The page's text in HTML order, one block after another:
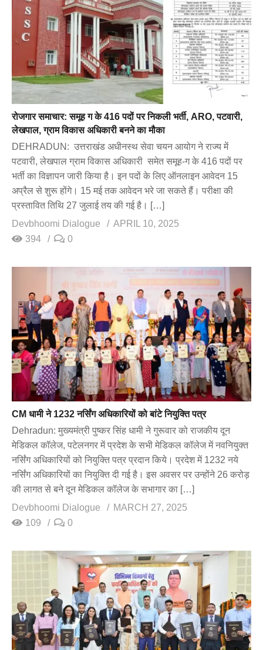
रोजगार समाचार: समूह ग के 416 पदों पर निकली भर्ती, ARO, पटवारी,
लेखपाल, ग्राम विकास अधिकारी बनने का मौका
DEHRADUN: उत्तराखंड अधीनस्थ सेवा चयन आयोग ने राज्य में
पटवारी, लेखपाल ग्राम विकास अधिकारी समेत समूह-ग के 416 पदों पर
भर्ती का विज्ञापन जारी किया है। इन पदों के लिए ऑनलाइन आवेदन 15
अप्रैल से शुरू होंगे। 15 मई तक आवेदन भरे जा सकते हैं। परीक्षा की
प्रस्तावित तिथि 27 जुलाई तय की गई है। […]
Devbhoomi Dialogue
APRIL 10, 2025
394
0
CM धामी ने 1232 नर्सिंग अधिकारियों को बांटे नियुक्ति पत्र
Dehradun: मुख्यमंत्री पुष्कर सिंह धामी ने गुरूवार को राजकीय दून
मेडिकल कॉलेज, पटेलनगर में प्रदेश के सभी मेडिकल कॉलेज में नवनियुक्त
नर्सिंग अधिकारियों को नियुक्ति पत्र प्रदान किये। प्रदेश में 1232 नये
नर्सिंग अधिकारियों का नियुक्ति दी गई है। इस अवसर पर उन्होंने 26 करोड़
की लागत से बने दून मेडिकल कॉलेज के सभागार का […]
Devbhoomi Dialogue
MARCH 27, 2025
109
0